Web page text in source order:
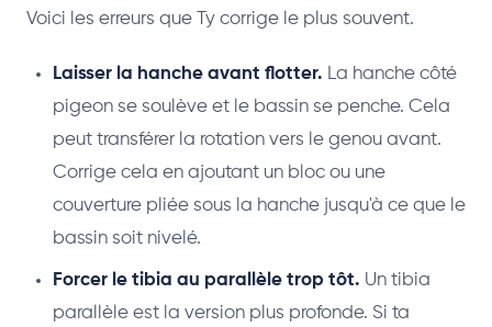
Voici les erreurs que Ty corrige le plus souvent.
Laisser la hanche avant flotter. La hanche côté
pigeon se soulève et le bassin se penche. Cela
peut transférer la rotation vers le genou avant.
Corrige cela en ajoutant un bloc ou une
couverture pliée sous la hanche jusqu'à ce que le
bassin soit nivelé.
Forcer le tibia au parallèle trop tôt. Un tibia
parallèle est la version plus profonde. Si ta